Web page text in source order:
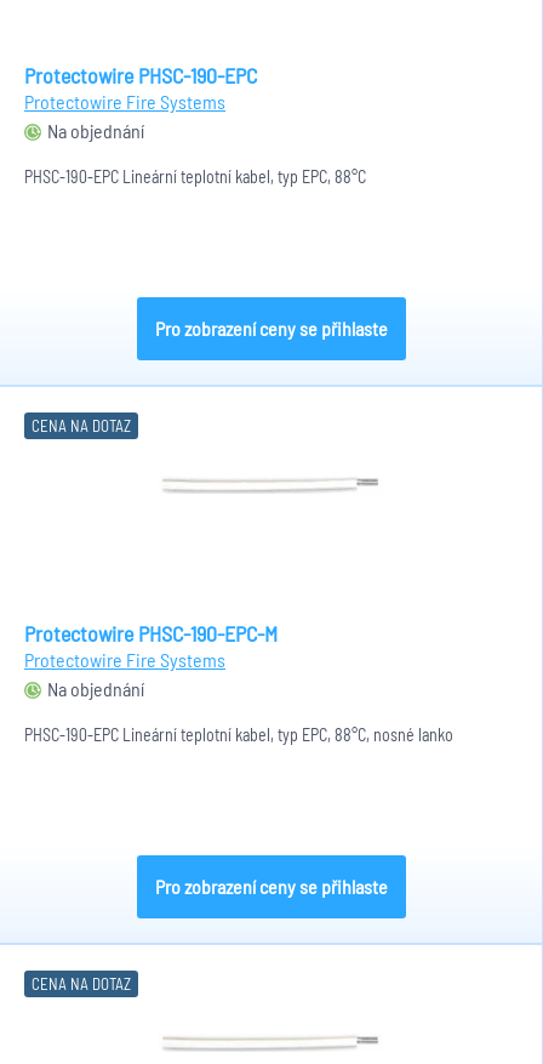
Protectowire PHSC-190-EPC
Protectowire Fire Systems
Na objednání
PHSC-190-EPC Lineární teplotní kabel, typ EPC, 88°C
Pro zobrazení ceny se přihlaste
CENA NA DOTAZ
Protectowire PHSC-190-EPC-M
Protectowire Fire Systems
Na objednání
PHSC-190-EPC Lineární teplotní kabel, typ EPC, 88°C, nosné lanko
Pro zobrazení ceny se přihlaste
CENA NA DOTAZ